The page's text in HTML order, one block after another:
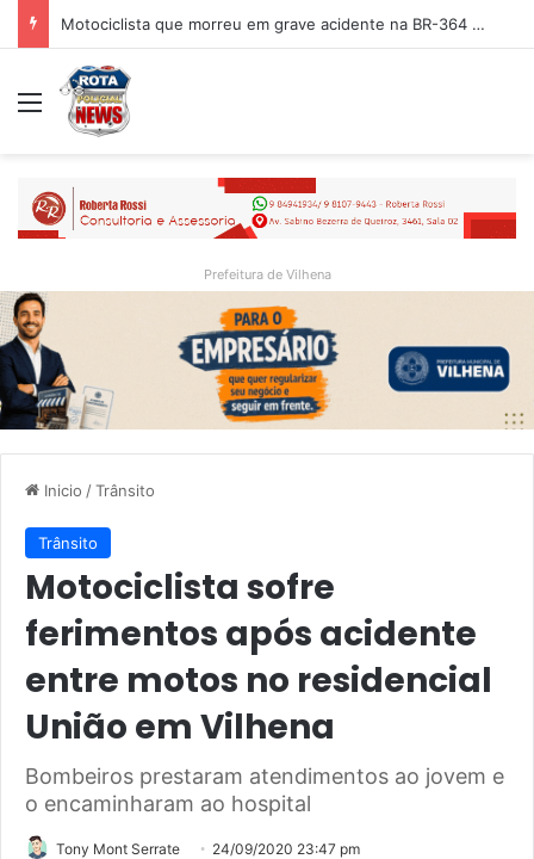
Mesmo sob medida protetiva, homem é preso após invadir residência da mãe em Vilhena
Menu
Prefeitura de Vilhena
Inicio /Trânsito
Trânsito
Motociclista sofre
ferimentos após acidente
entre motos no residencial
União em Vilhena
Bombeiros prestaram atendimentos ao jovem e
o encaminharam ao hospital
Tony Mont Serrate 24/09/2020 23:47 pm